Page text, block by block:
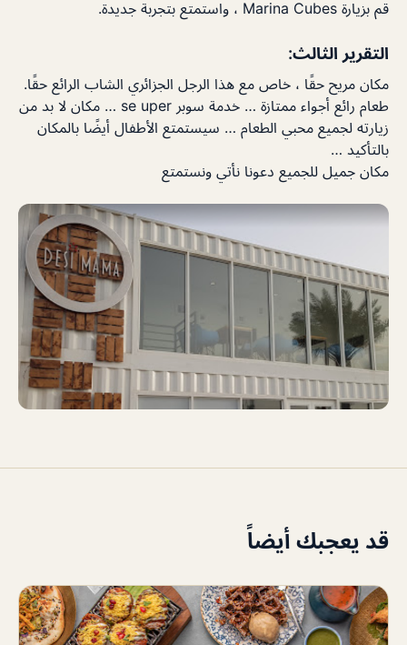
قم بزيارة Marina Cubes ، واستمتع بتجربة جديدة.
التقرير الثالث:
مكان مريح حقًا ، خاص مع هذا الرجل الجزائري الشاب الرائع حقًا.
طعام رائع أجواء ممتازة … خدمة سوبر se uper … مكان لا بد من
زيارته لجميع محبي الطعام … سيستمتع الأطفال أيضًا بالمكان
بالتأكيد …
مكان جميل للجميع دعونا نأتي ونستمتع
قد يعجبك أيضاً